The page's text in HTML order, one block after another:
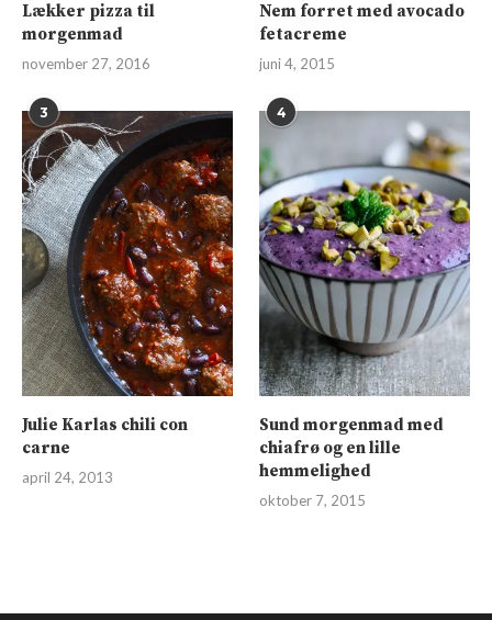
Lækker pizza til
morgenmad
november 27, 2016
Nem forret med avocado
fetacreme
juni 4, 2015
3
Julie Karlas chili con
carne
april 24, 2013
4
Sund morgenmad med
chiafrø og en lille
hemmelighed
oktober 7, 2015